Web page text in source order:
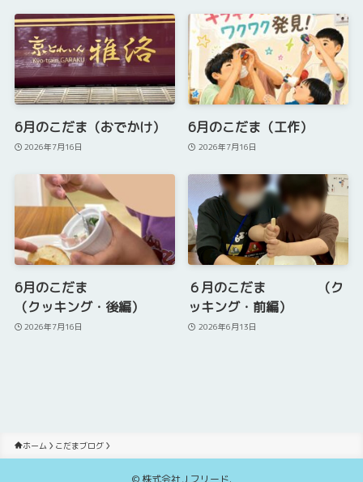
6月のこだま（おでかけ）
2026年7月16日
6月のこだま（工作）
2026年7月16日
6月のこだま
（クッキング・後編）
2026年7月16日
６月のこだま （ク
ッキング・前編）
2026年6月13日
ホーム こだまブログ